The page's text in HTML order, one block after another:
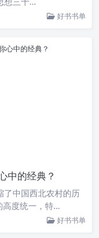
好书书单
中的经典？
了中国西北农村的历
高度统一，特…
好书书单